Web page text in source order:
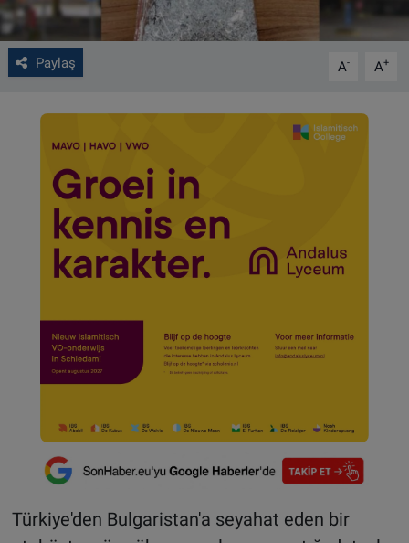
Paylaş A- A+
Türkiye'den Bulgaristan'a seyahat eden bir
Çerez Politikası